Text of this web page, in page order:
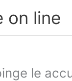
on line
le